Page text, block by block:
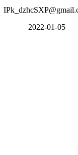
2022-01-05